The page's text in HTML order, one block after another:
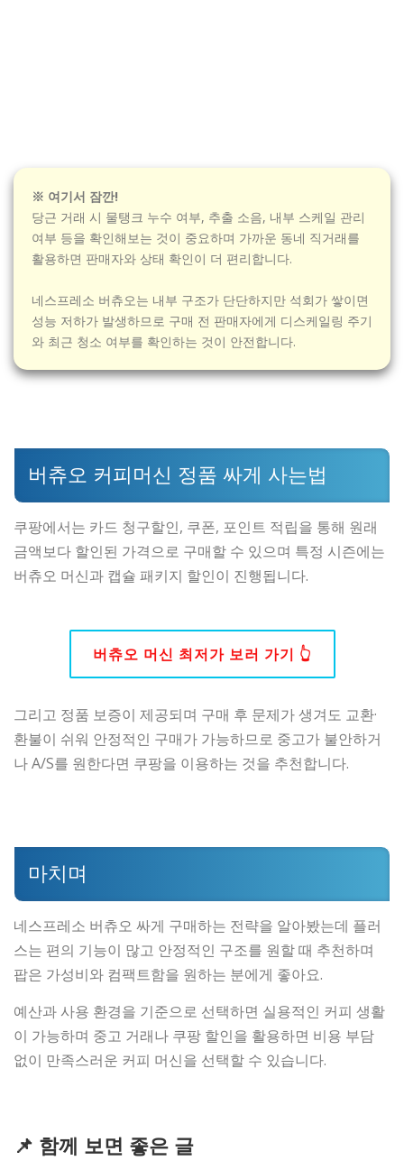
※ 여기서 잠깐!
당근 거래 시 물탱크 누수 여부, 추출 소음, 내부 스케일 관리
여부 등을 확인해보는 것이 중요하며 가까운 동네 직거래를
활용하면 판매자와 상태 확인이 더 편리합니다.
네스프레소 버츄오는 내부 구조가 단단하지만 석회가 쌓이면
성능 저하가 발생하므로 구매 전 판매자에게 디스케일링 주기
와 최근 청소 여부를 확인하는 것이 안전합니다.
버츄오 커피머신 정품 싸게 사는법
쿠팡에서는 카드 청구할인, 쿠폰, 포인트 적립을 통해 원래
금액보다 할인된 가격으로 구매할 수 있으며 특정 시즌에는
버츄오 머신과 캡슐 패키지 할인이 진행됩니다.
버츄오 머신 최저가 보러 가기 👆
그리고 정품 보증이 제공되며 구매 후 문제가 생겨도 교환·
환불이 쉬워 안정적인 구매가 가능하므로 중고가 불안하거
나 A/S를 원한다면 쿠팡을 이용하는 것을 추천합니다.
마치며
네스프레소 버츄오 싸게 구매하는 전략을 알아봤는데 플러
스는 편의 기능이 많고 안정적인 구조를 원할 때 추천하며
팝은 가성비와 컴팩트함을 원하는 분에게 좋아요.
예산과 사용 환경을 기준으로 선택하면 실용적인 커피 생활
이 가능하며 중고 거래나 쿠팡 할인을 활용하면 비용 부담
없이 만족스러운 커피 머신을 선택할 수 있습니다.
📌 함께 보면 좋은 글